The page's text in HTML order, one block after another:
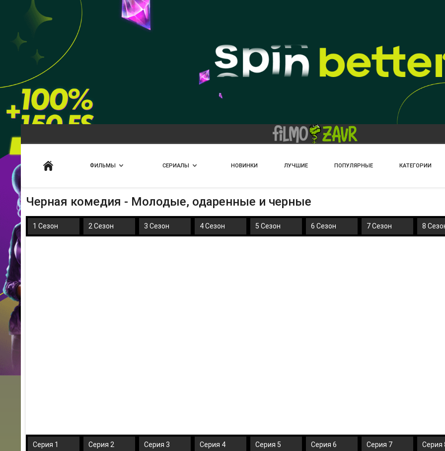
ФИЛЬМЫ СЕРИАЛЫ НОВИНКИ ЛУЧШИЕ ПОПУЛЯРНЫЕ КАТЕГОРИИ
Черная комедия - Молодые, одаренные и черные
1 Сезон 2 Сезон 3 Сезон 4 Сезон 5 Сезон 6 Сезон 7 Сезон 8
Серия 1 Серия 2 Серия 3 Серия 4 Серия 5 Серия 6 Серия 7 Серия